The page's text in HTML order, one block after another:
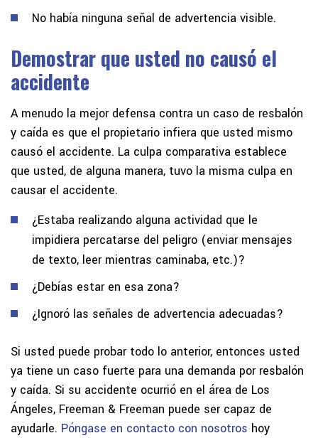
No había ninguna señal de advertencia visible.
Demostrar que usted no causó el
accidente
A menudo la mejor defensa contra un caso de resbalón
y caída es que el propietario infiera que usted mismo
causó el accidente. La culpa comparativa establece
que usted, de alguna manera, tuvo la misma culpa en
causar el accidente.
¿Estaba realizando alguna actividad que le
impidiera percatarse del peligro (enviar mensajes
de texto, leer mientras caminaba, etc.)?
¿Debías estar en esa zona?
¿Ignoró las señales de advertencia adecuadas?
Si usted puede probar todo lo anterior, entonces usted
ya tiene un caso fuerte para una demanda por resbalón
y caída. Si su accidente ocurrió en el área de Los
Ángeles, Freeman & Freeman puede ser capaz de
ayudarle. Póngase en contacto con nosotros hoy